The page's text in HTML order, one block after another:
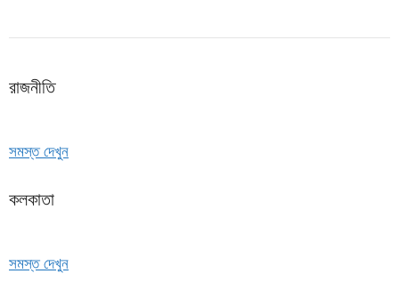
রাজনীতি
সমস্ত দেখুন
কলকাতা
সমস্ত দেখুন